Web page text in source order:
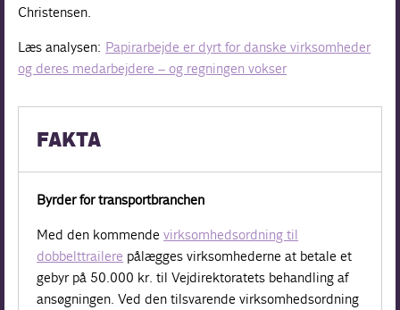
Christensen.
Læs analysen: Papirarbejde er dyrt for danske virksomheder
og deres medarbejdere – og regningen vokser
FAKTA
Byrder for transportbranchen
Med den kommendevirksomhedsordning til
dobbelttrailere pålægges virksomhederne at betale et
gebyr på 50.000 kr. til Vejdirektoratets behandling af
ansøgningen. Ved den tilsvarende virksomhedsordning